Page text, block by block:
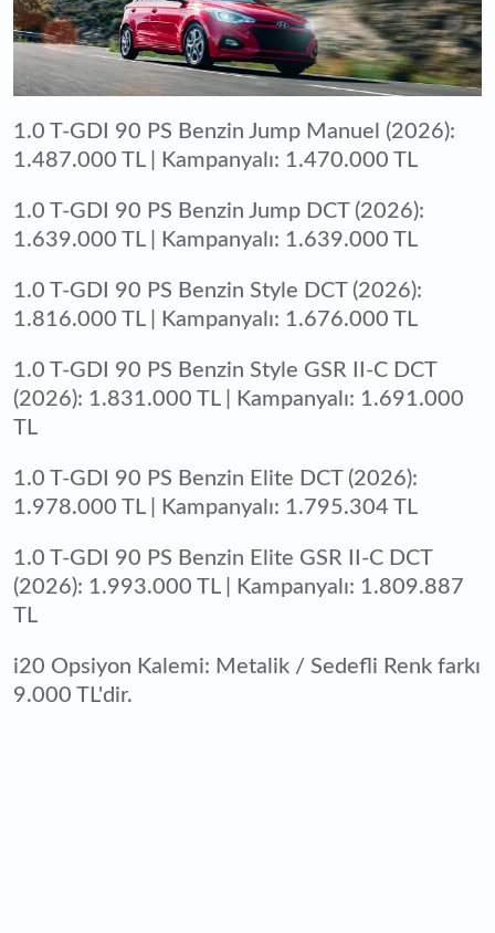
1.0 T-GDI 90 PS Benzin Jump Manuel (2026):
1.487.000 TL | Kampanyalı: 1.470.000 TL
1.0 T-GDI 90 PS Benzin Jump DCT (2026):
1.639.000 TL | Kampanyalı: 1.639.000 TL
1.0 T-GDI 90 PS Benzin Style DCT (2026):
1.816.000 TL | Kampanyalı: 1.676.000 TL
1.0 T-GDI 90 PS Benzin Style GSR II-C DCT
(2026): 1.831.000 TL | Kampanyalı: 1.691.000
TL
1.0 T-GDI 90 PS Benzin Elite DCT (2026):
1.978.000 TL | Kampanyalı: 1.795.304 TL
1.0 T-GDI 90 PS Benzin Elite GSR II-C DCT
(2026): 1.993.000 TL | Kampanyalı: 1.809.887
TL
i20 Opsiyon Kalemi: Metalik / Sedefli Renk farkı
9.000 TL'dir.